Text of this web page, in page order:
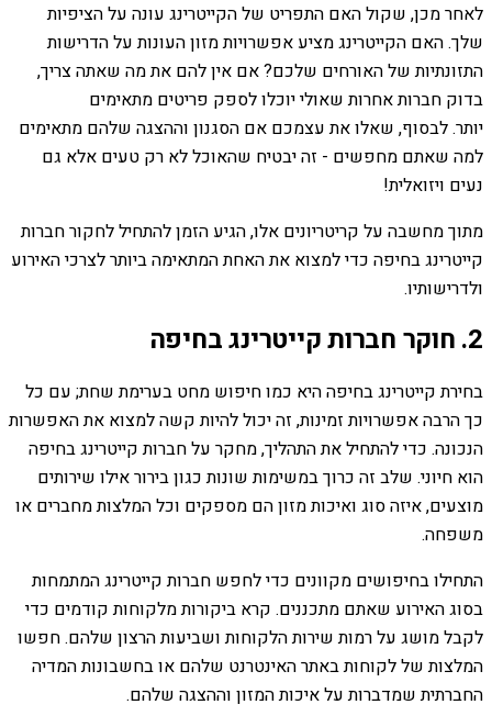
לאחר מכן, שקול האם התפריט של הקייטרינג עונה על הציפיות
שלך. האם הקייטרינג מציע אפשרויות מזון העונות על הדרישות
התזונתיות של האורחים שלכם? אם אין להם את מה שאתה צריך,
בדוק חברות אחרות שאולי יוכלו לספק פריטים מתאימים
יותר. לבסוף, שאלו את עצמכם אם הסגנון וההצגה שלהם מתאימים
למה שאתם מחפשים - זה יבטיח שהאוכל לא רק טעים אלא גם
נעים ויזואלית!
מתוך מחשבה על קריטריונים אלו, הגיע הזמן להתחיל לחקור חברות
קייטרינג בחיפה כדי למצוא את האחת המתאימה ביותר לצרכי האירוע
ולדרישותיו.
2. חוקר חברות קייטרינג בחיפה
בחירת קייטרינג בחיפה היא כמו חיפוש מחט בערימת שחת; עם כל
כך הרבה אפשרויות זמינות, זה יכול להיות קשה למצוא את האפשרות
הנכונה. כדי להתחיל את התהליך, מחקר על חברות קייטרינג בחיפה
הוא חיוני. שלב זה כרוך במשימות שונות כגון בירור אילו שירותים
מוצעים, איזה סוג ואיכות מזון הם מספקים וכל המלצות מחברים או
משפחה.
התחילו בחיפושים מקוונים כדי לחפש חברות קייטרינג המתמחות
בסוג האירוע שאתם מתכננים. קרא ביקורות מלקוחות קודמים כדי
לקבל מושג על רמות שירות הלקוחות ושביעות הרצון שלהם. חפשו
המלצות של לקוחות באתר האינטרנט שלהם או בחשבונות המדיה
החברתית שמדברות על איכות המזון וההצגה שלהם.